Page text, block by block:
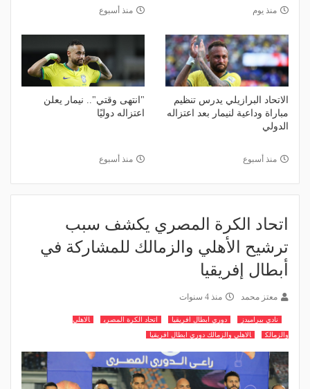
منذ يوم منذ أسبوع
الاتحاد البرازيلي يدرس تنظيم
مباراة وداعية لنيمار بعد اعتزاله
الدولي
منذ أسبوع
"انتهى وقتي".. نيمار يعلن
اعتزاله دوليًا
منذ أسبوع
اتحاد الكرة المصري يكشف سبب
ترشيح الأهلي والزمالك للمشاركة في
أبطال إفريقيا
معتز محمد منذ 4 سنوات
نادي بيراميدز دوري ابطال افريقيا اتحاد الكرة المصري
الاهلي
والزمالك
الاهلي والزمالك دوري ابطال افريقيا